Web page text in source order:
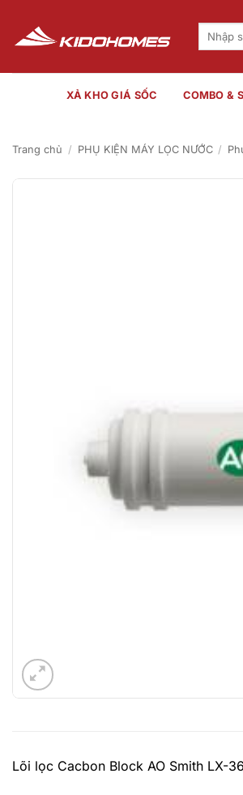
nội
dung
Tìm
XẢ KHO GIÁ SỐC COMBO &
Trang chủ / PHỤ KIỆN MÁY LỌC NƯỚC /
Lõi lọc Cacbon Block AO Smith LX-